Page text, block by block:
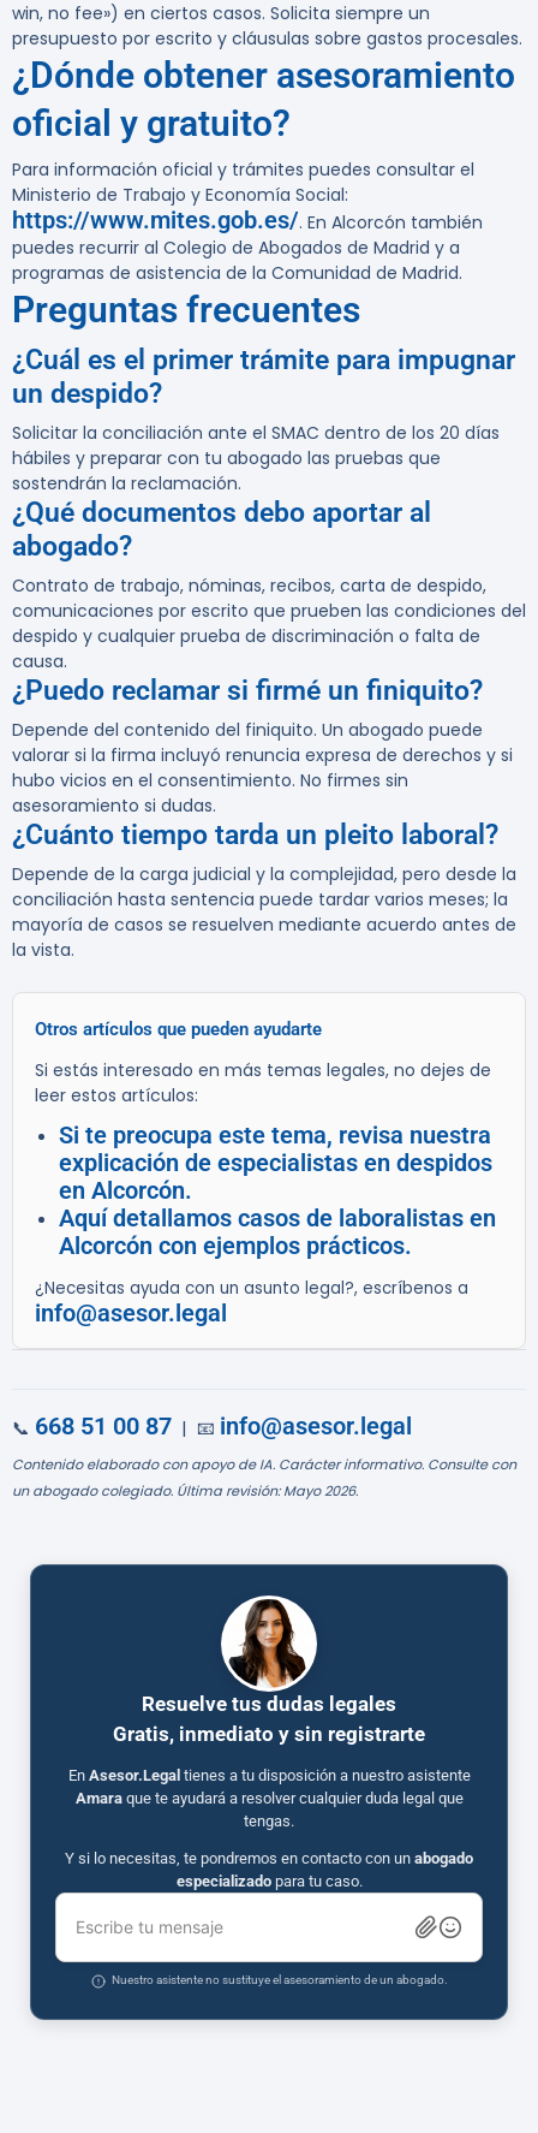
win, no fee») en ciertos casos. Solicita siempre un
presupuesto por escrito y cláusulas sobre gastos procesales.
¿Dónde obtener asesoramiento
oficial y gratuito?
Para información oficial y trámites puedes consultar el
Ministerio de Trabajo y Economía Social:
https://www.mites.gob.es/. En Alcorcón también
puedes recurrir al Colegio de Abogados de Madrid y a
programas de asistencia de la Comunidad de Madrid.
Preguntas frecuentes
¿Cuál es el primer trámite para impugnar
un despido?
Solicitar la conciliación ante el SMAC dentro de los 20 días
hábiles y preparar con tu abogado las pruebas que
sostendrán la reclamación.
¿Qué documentos debo aportar al
abogado?
Contrato de trabajo, nóminas, recibos, carta de despido,
comunicaciones por escrito que prueben las condiciones del
despido y cualquier prueba de discriminación o falta de
causa.
¿Puedo reclamar si firmé un finiquito?
Depende del contenido del finiquito. Un abogado puede
valorar si la firma incluyó renuncia expresa de derechos y si
hubo vicios en el consentimiento. No firmes sin
asesoramiento si dudas.
¿Cuánto tiempo tarda un pleito laboral?
Depende de la carga judicial y la complejidad, pero desde la
conciliación hasta sentencia puede tardar varios meses; la
mayoría de casos se resuelven mediante acuerdo antes de
la vista.
Otros artículos que pueden ayudarte
Si estás interesado en más temas legales, no dejes de
leer estos artículos:
Si te preocupa este tema, revisa nuestra
explicación de especialistas en despidos
en Alcorcón.
Aquí detallamos casos de laboralistas en
Alcorcón con ejemplos prácticos.
¿Necesitas ayuda con un asunto legal?, escríbenos a
info@asesor.legal
📞 668 51 00 87 | 📧 info@asesor.legal
Contenido elaborado con apoyo de IA. Carácter informativo. Consulte con
un abogado colegiado. Última revisión: Mayo 2026.
Resuelve tus dudas legales
Gratis, inmediato y sin registrarte
En Asesor.Legal tienes a tu disposición a nuestro asistente
Amaraque te ayudará a resolver cualquier duda legal que
tengas.
Y si lo necesitas, te pondremos en contacto con un abogado
especializadopara tu caso.
Escribe tu mensaje
Nuestro asistente no sustituye el asesoramiento de un abogado.